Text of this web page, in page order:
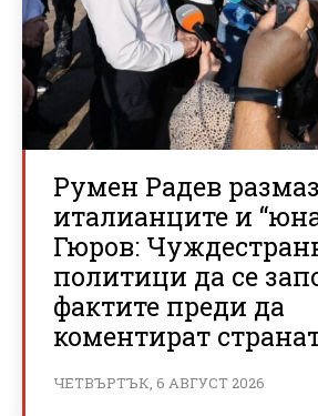
Румен Радев
италианците и
Гюров:
политици да се
фактите преди да
коментират
ЧЕТВЪРТЪК, 6 АВГУСТ 2026